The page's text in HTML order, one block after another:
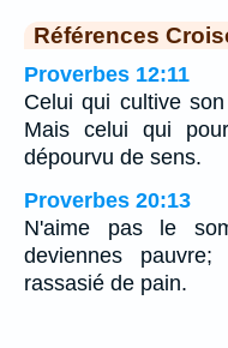
Références
Proverbes 12:11
Celui qui cultive
Mais celui qui
dépourvu de sens.
Proverbes 20:13
N'aime pas le
deviennes
rassasié de pain.